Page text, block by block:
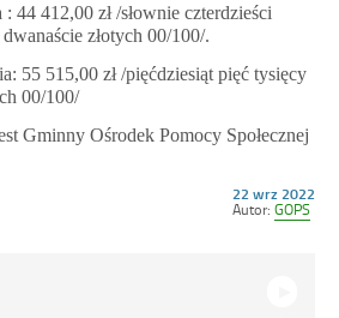
44 412,00 zł /słownie czterdzieści
złotych 00/100/.
55 515,00 zł /pięćdziesiąt pięć tysięcy
00/100/
Gminny Ośrodek Pomocy Społecznej
Opublikowano
w
22 wrz 2022
Autor: GOPS